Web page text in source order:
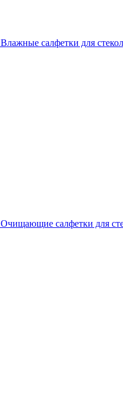
Влажные салфетки для
Очищающие салфетки для